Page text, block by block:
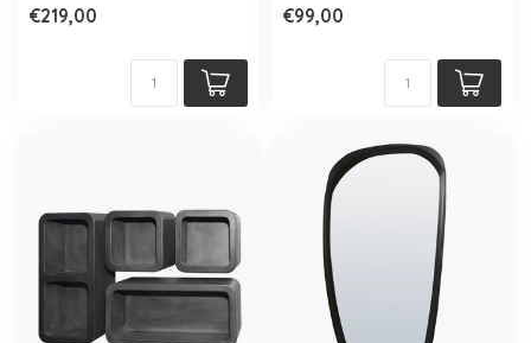
€219,00
ronde wand...
€99,00